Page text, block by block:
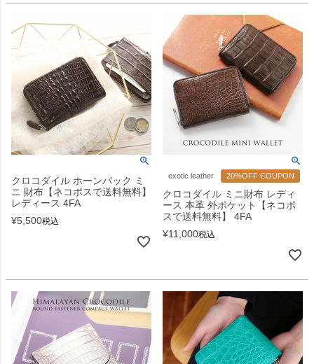
クロコダイル ホーンバック ミ
ニ 財布【ネコポスで送料無料】
レディース 4FA
¥5,500税込
exotic leather 20%OFF COUPON
クロコダイル ミニ財布 レディ
ース 本革 外ポケット【ネコポ
スで送料無料】 4FA
¥11,000税込